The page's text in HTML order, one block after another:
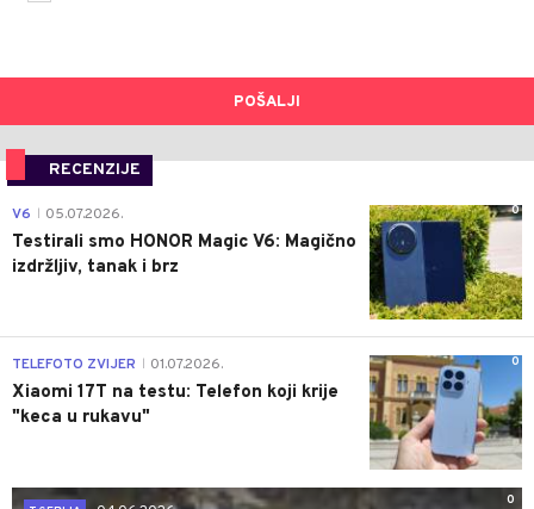
POŠALJI
RECENZIJE
0
V6 05.07.2026.
Testirali smo HONOR Magic V6: Magično
izdržljiv, tanak i brz
0
TELEFOTO ZVIJER 01.07.2026.
Xiaomi 17T na testu: Telefon koji krije
"keca u rukavu"
0